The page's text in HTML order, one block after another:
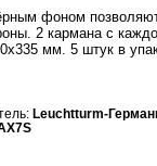
фоном
2 кармана с
мм. 5 штук в
Leuchtturm-